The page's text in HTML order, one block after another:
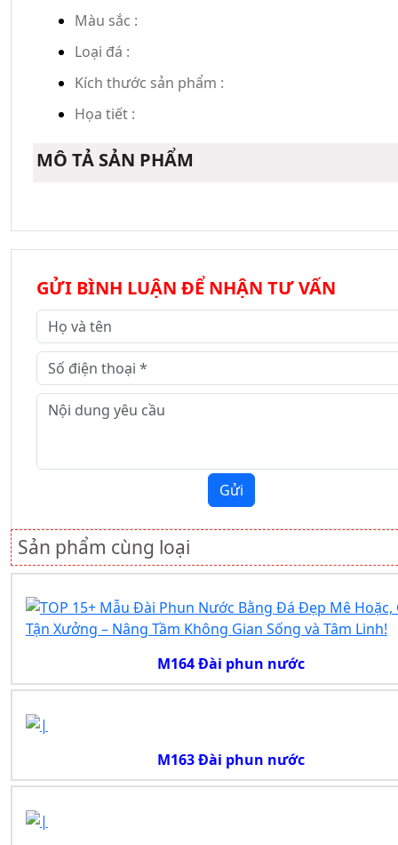
Màu sắc :
Loại đá :
Kích thước sản phẩm :
Họa tiết :
MÔ TẢ SẢN PHẨM
GỬI BÌNH LUẬN ĐỂ NHẬN TƯ VẤN
Gửi
Sản phẩm cùng loại
M164 Đài phun nước
M163 Đài phun nước